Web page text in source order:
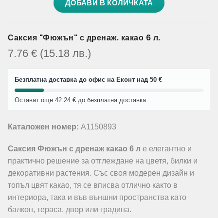
ДОБАВИ В КОЛИЧКАТА
Саксия "Фюжън" с дренаж. какао 6 л.
7.76 € (15.18 лв.)
Безплатна доставка до офис на Еконт над 50 €
Остават още 42.24 € до безплатна доставка.
Каталожен номер: A1150893
Саксия Фюжън с дренаж какао 6 л е елегантно и
практично решение за отглеждане на цветя, билки и
декоративни растения. Със своя модерен дизайн и
топъл цвят какао, тя се вписва отлично както в
интериора, така и във външни пространства като
балкон, тераса, двор или градина.